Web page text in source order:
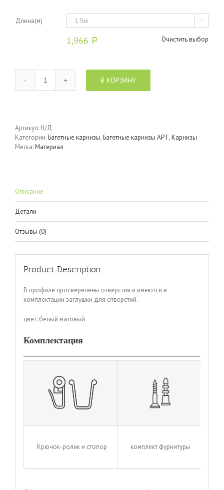
Длина(м) 
1,966 Р Очистить выбор
В КОРЗИНУ
Артикул: Н/Д
Категории:Багетные карнизы,Багетные карнизы АРТ,Карнизы
Метка:Материал
Описание
Детали
Отзывы (0)
Product Description
В профиле просверелены отверстия и имеются в
комплектации заглушки для отверстий.
цвет: белый матовый
Комплектация
Крючок-ролик и стопор комплект фурнитуры